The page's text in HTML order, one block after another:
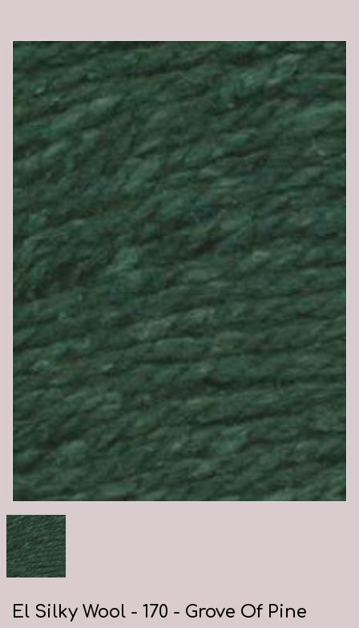
El Silky Wool - 170 - Grove Of Pine